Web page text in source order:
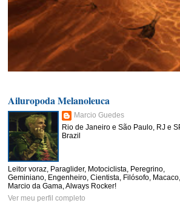
Ailuropoda Melanoleuca
Marcio Guedes
Rio de Janeiro e São Paulo, RJ e
Brazil
Leitor voraz, Paraglider, Motociclista, Peregrino,
Geminiano, Engenheiro, Cientista, Filósofo, Macaco,
Marcio da Gama, Always Rocker!
Ver meu perfil completo